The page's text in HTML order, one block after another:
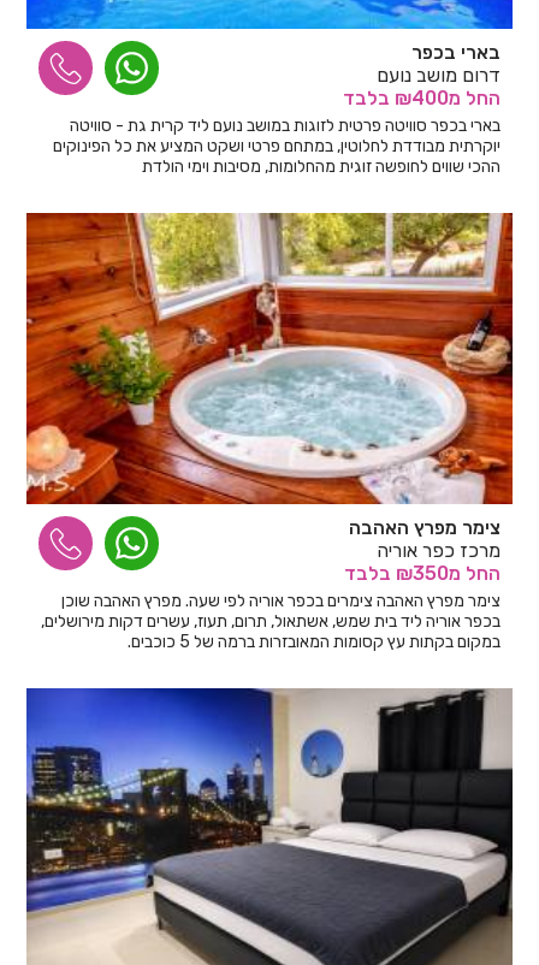
בארי בכפר
דרום מושב נועם
החל מ₪400 בלבד
בארי בכפר סוויטה פרטית לזוגות במושב נועם ליד קרית גת - סוויטה
יוקרתית מבודדת לחלוטין, במתחם פרטי ושקט המציע את כל הפינוקים
ההכי שווים לחופשה זוגית מהחלומות, מסיבות וימי הולדת
צימר מפרץ האהבה
מרכז כפר אוריה
החל מ₪350 בלבד
צימר מפרץ האהבה צימרים בכפר אוריה לפי שעה. מפרץ האהבה שוכן
בכפר אוריה ליד בית שמש, אשתאול, תרום, תעוז, עשרים דקות מירושלים,
במקום בקתות עץ קסומות המאובזרות ברמה של 5 כוכבים.